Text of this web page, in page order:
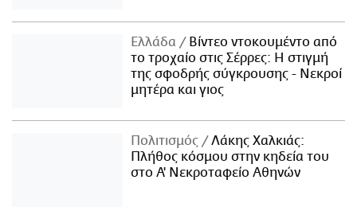
Ελλάδα
Βίντεο ντοκουμέντο από
το τροχαίο στις Σέρρες: Η στιγμή
της σφοδρής σύγκρουσης - Νεκροί
μητέρα και γιος
Πολιτισμός
Λάκης Χαλκιάς:
Πλήθος κόσμου στην κηδεία του
στο Α' Νεκροταφείο Αθηνών